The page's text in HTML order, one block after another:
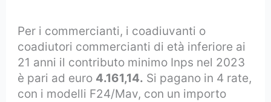
Per i commercianti, i coadiuvanti o
coadiutori commercianti di età inferiore ai
21 anni il contributo minimo Inps nel 2023
è pari ad euro 4.161,14. Si pagano in 4 rate,
con i modelli F24/Mav, con un importo